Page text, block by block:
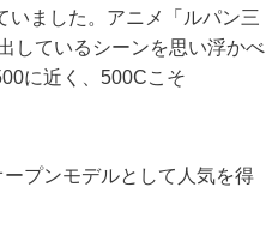
いました。アニメ「ルパン三
しているシーンを思い浮かべ
に近く、500Cこそ
プンモデルとして人気を得